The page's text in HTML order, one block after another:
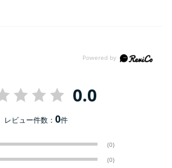
0.0
レビュー件数：0件
(0)
(0)